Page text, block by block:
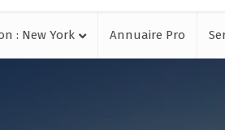
: New York Annuaire Pro